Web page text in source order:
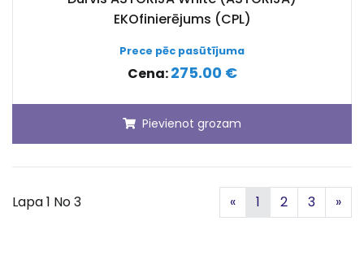
EKOfinierējums (CPL)
Prece pēc pasūtījuma
Cena:275.00 €
Pievienot grozam
Lapa 1 No 3 «Iepriekšējā
1 2 3 »